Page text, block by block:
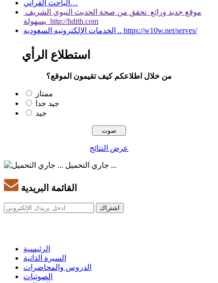
الباحث القرآني…
موقع جديد ورائع تحقق من صحة الحديث النبوي الشريف
بسهولة http://hdith.com
الخدمات الإلكترونيه السعوديه .. https://w10w.net/serves/
استطلاع الرأي
من خلال اطلاعكم كيف تقيمون الموقع؟
ممتاز
جيد جدا
جيد
عرض النتائج
جاري التحميل ...
القائمة البريدية
الرئيسية
السيرة الذاتية
الدروس والمحاضرات
الصوتيات